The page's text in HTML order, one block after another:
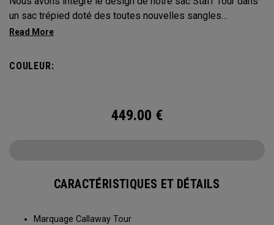
un sac trépied doté des toutes nouvelles sangles
ajustables Anamatic™, de 4 compartiments supérieurs
hanche allongé. Le nec plus ultra absolu sur le parcours.
COULEUR:
449.00 €
CARACTÉRISTIQUES ET DÉTAILS
Marquage Callaway Tour